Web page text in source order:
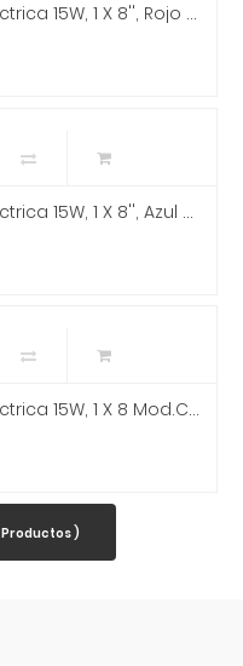
Cort - Combo Para Guitarra Eléctrica 15W, 1 X 8'', Rojo Mod.CM15R DR
Cort - Combo Para Guitarra Eléctrica 15W, 1 X 8'', Azul Oscuro Mod.CM15R DB
Cort - Combo Para Guitarra Eléctrica 15W, 1 X 8 Mod.CM15R BK
Productos )